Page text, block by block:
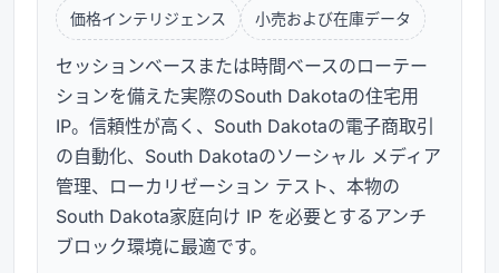
価格インテリジェンス 小売および在庫データ
セッションベースまたは時間ベースのローテー
ションを備えた実際のSouth Dakotaの住宅用
IP。信頼性が高く、South Dakotaの電子商取引
の自動化、South Dakotaのソーシャル メディア
管理、ローカリゼーション テスト、本物の
South Dakota家庭向け IP を必要とするアンチ
ブロック環境に最適です。